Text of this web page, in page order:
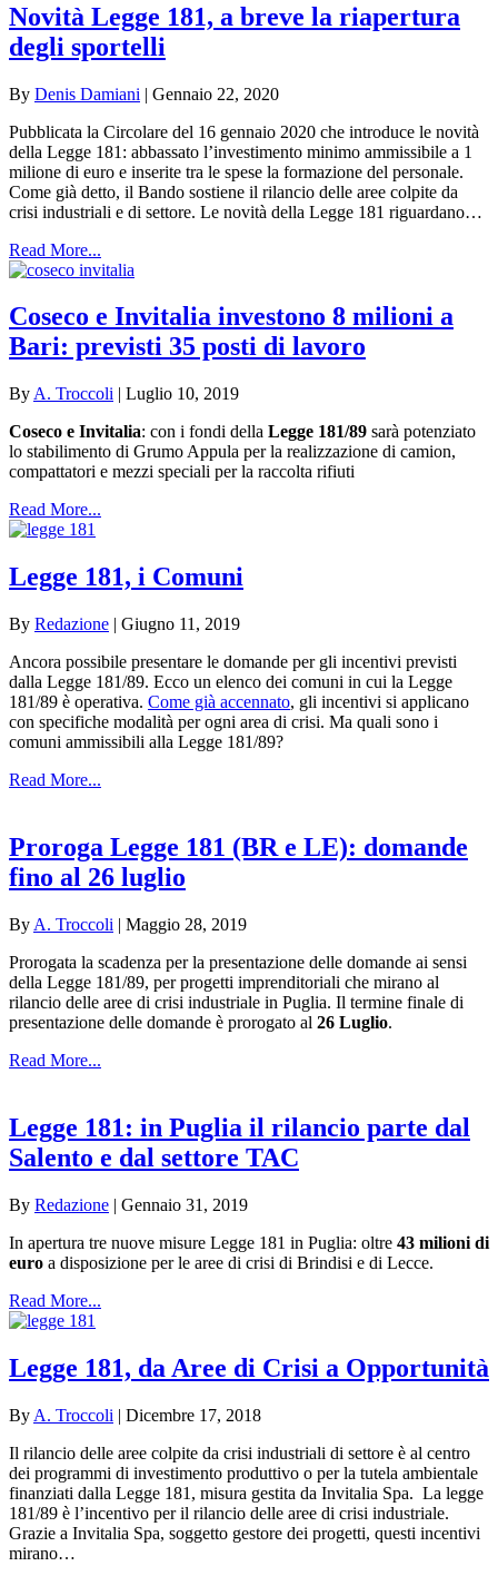
Novità Legge 181, a breve la riapertura
degli sportelli
By Denis Damiani | Gennaio 22, 2020
Pubblicata la Circolare del 16 gennaio 2020 che introduce le novità
della Legge 181: abbassato l’investimento minimo ammissibile a 1
milione di euro e inserite tra le spese la formazione del personale.
Come già detto, il Bando sostiene il rilancio delle aree colpite da
crisi industriali e di settore. Le novità della Legge 181 riguardano…
Read More...
Coseco e Invitalia investono 8 milioni a
Bari: previsti 35 posti di lavoro
By A. Troccoli | Luglio 10, 2019
Coseco e Invitalia: con i fondi della Legge 181/89 sarà potenziato
lo stabilimento di Grumo Appula per la realizzazione di camion,
compattatori e mezzi speciali per la raccolta rifiuti
Read More...
Legge 181, i Comuni
By Redazione | Giugno 11, 2019
Ancora possibile presentare le domande per gli incentivi previsti
dalla Legge 181/89. Ecco un elenco dei comuni in cui la Legge
181/89 è operativa. Come già accennato, gli incentivi si applicano
con specifiche modalità per ogni area di crisi. Ma quali sono i
comuni ammissibili alla Legge 181/89?
Read More...
Proroga Legge 181 (BR e LE): domande
fino al 26 luglio
By A. Troccoli | Maggio 28, 2019
Prorogata la scadenza per la presentazione delle domande ai sensi
della Legge 181/89, per progetti imprenditoriali che mirano al
rilancio delle aree di crisi industriale in Puglia. Il termine finale di
presentazione delle domande è prorogato al 26 Luglio.
Read More...
Legge 181: in Puglia il rilancio parte dal
Salento e dal settore TAC
By Redazione | Gennaio 31, 2019
In apertura tre nuove misure Legge 181 in Puglia: oltre 43 milioni di
euro a disposizione per le aree di crisi di Brindisi e di Lecce.
Read More...
Legge 181, da Aree di Crisi a Opportunità
By A. Troccoli | Dicembre 17, 2018
Il rilancio delle aree colpite da crisi industriali di settore è al centro
dei programmi di investimento produttivo o per la tutela ambientale
finanziati dalla Legge 181, misura gestita da Invitalia Spa. La legge
181/89 è l’incentivo per il rilancio delle aree di crisi industriale.
Grazie a Invitalia Spa, soggetto gestore dei progetti, questi incentivi
mirano…